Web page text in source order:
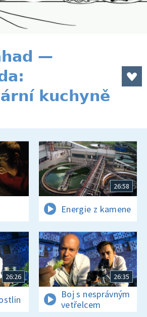
—
kuchyně
26:58
Energie z kamene
26:26 26:35
Boj s nesprávným
vetřelcem